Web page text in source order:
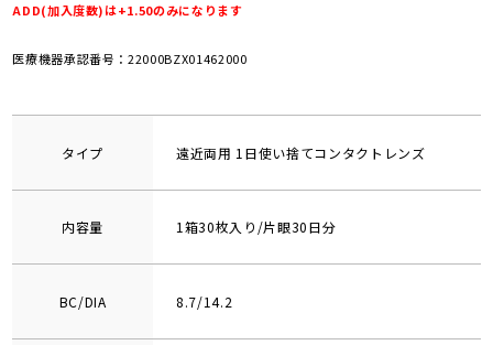
ADD(加入度数)は+1.50のみになります
医療機器承認番号：22000BZX01462000
タイプ 遠近両用 1日使い捨てコンタクトレンズ
内容量 1箱30枚入り/片眼30日分
BC/DIA 8.7/14.2